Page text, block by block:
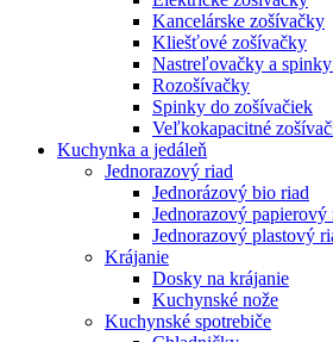
Kancelárske zošívačky
Kliešťové zošívačky
Nastreľovačky a
Rozošívačky
Spinky do zošívačiek
Veľkokapacitné
Kuchynka a jedáleň
Jednorazový riad
Jednorázový bio riad
Jednorazový papierový
Jednorazový plastový
Krájanie
Dosky na krájanie
Kuchynské nože
Kuchynské spotrebiče